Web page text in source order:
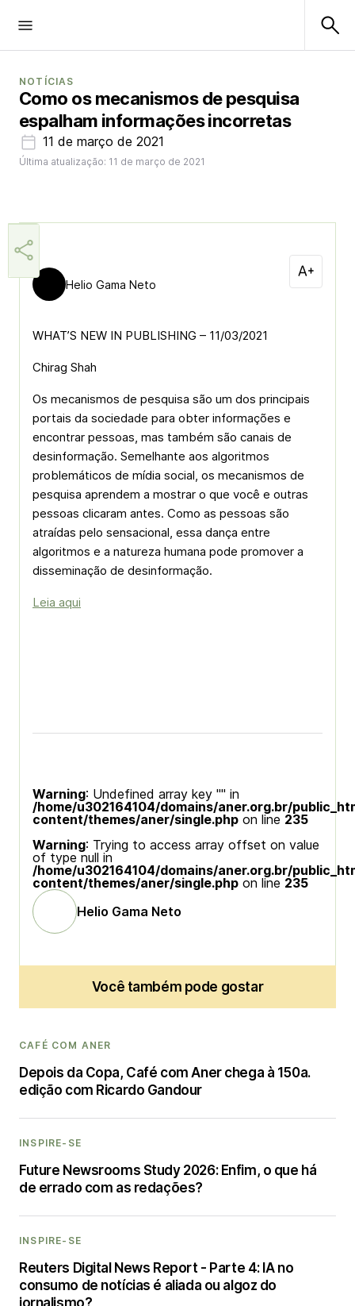
NOTÍCIAS
Como os mecanismos de pesquisa
espalham informações incorretas
11 de março de 2021
Última atualização: 11 de março de 2021
Helio Gama Neto
WHAT’S NEW IN PUBLISHING – 11/03/2021
Chirag Shah
Os mecanismos de pesquisa são um dos principais
portais da sociedade para obter informações e
encontrar pessoas, mas também são canais de
desinformação. Semelhante aos algoritmos
problemáticos de mídia social, os mecanismos de
pesquisa aprendem a mostrar o que você e outras
pessoas clicaram antes. Como as pessoas são
atraídas pelo sensacional, essa dança entre
algoritmos e a natureza humana pode promover a
disseminação de desinformação.
Leia aqui
Warning: Undefined array key "" in
/home/u302164104/domains/aner.org.br/
content/themes/aner/single.php on line 235
Warning: Trying to access array offset on value
of type null in
/home/u302164104/domains/aner.org.br/
content/themes/aner/single.php on line 235
Helio Gama Neto
Você também pode gostar
CAFÉ COM ANER
Depois da Copa, Café com Aner chega à 150a.
edição com Ricardo Gandour
INSPIRE-SE
Future Newsrooms Study 2026: Enfim, o que há
de errado com as redações?
INSPIRE-SE
Reuters Digital News Report - Parte 4: IA no
consumo de notícias é aliada ou algoz do
jornalismo?